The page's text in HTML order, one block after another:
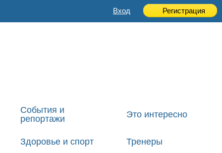
Вход Регистрация
События и
репортажи
Это интересно
Здоровье и спорт Тренеры